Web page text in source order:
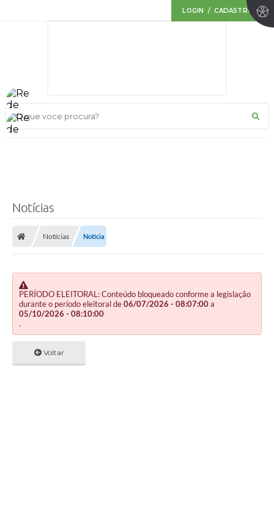
LOGIN / CADASTRO
O que voce procura?
Notícias
Notícias Notícia
PERÍODO ELEITORAL: Conteúdo bloqueado conforme a legislação
durante o período eleitoral de06/07/2026 - 08:07:00a
05/10/2026 - 08:10:00
.
Voltar